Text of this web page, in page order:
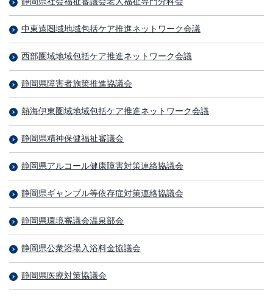
中東遠圏域地域包括ケア推進ネットワーク会議
西部圏域地域包括ケア推進ネットワーク会議
静岡県障害者施策推進協議会
熱海伊東圏域地域包括ケア推進ネットワーク会議
静岡県精神保健福祉審議会
静岡県アルコール健康障害対策連絡協議会
静岡県ギャンブル等依存症対策連絡協議会
静岡県環境審議会温泉部会
静岡県公衆浴場入浴料金協議会
静岡県医療対策協議会